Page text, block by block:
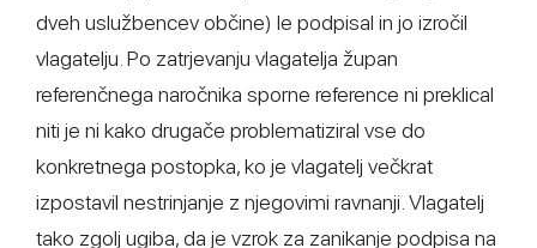
dveh uslužbencev občine) le podpisal in jo izročil
vlagatelju. Po zatrjevanju vlagatelja župan
referenčnega naročnika sporne reference ni preklical
niti je ni kako drugače problematiziral vse do
konkretnega postopka, ko je vlagatelj večkrat
izpostavil nestrinjanje z njegovimi ravnanji. Vlagatelj
tako zgolj ugiba, da je vzrok za zanikanje podpisa na